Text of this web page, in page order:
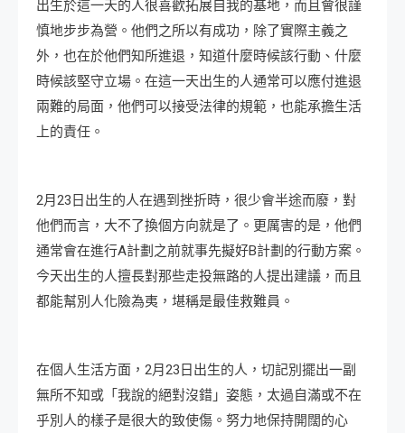
出生於這一天的人很喜歡拓展自我的基地，而且會很謹
慎地步步為營。他們之所以有成功，除了實際主義之
外，也在於他們知所進退，知道什麼時候該行動、什麼
時候該堅守立場。在這一天出生的人通常可以應付進退
兩難的局面，他們可以接受法律的規範，也能承擔生活
上的責任。
2月23日出生的人在遇到挫折時，很少會半途而廢，對
他們而言，大不了換個方向就是了。更厲害的是，他們
通常會在進行A計劃之前就事先擬好B計劃的行動方案。
今天出生的人擅長對那些走投無路的人提出建議，而且
都能幫別人化險為夷，堪稱是最佳救難員。
在個人生活方面，2月23日出生的人，切記別擺出一副
無所不知或「我說的絕對沒錯」姿態，太過自滿或不在
乎別人的樣子是很大的致使傷。努力地保持開闊的心